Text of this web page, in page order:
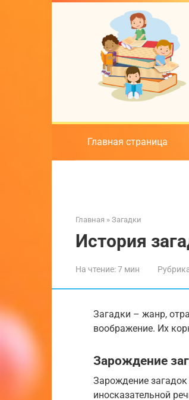
Главная страница
Главная » Загадки
История
На чтение:7 мин
Загадки – жанр,
воображение. Их
Зарождение
Зарождение
иносказательной